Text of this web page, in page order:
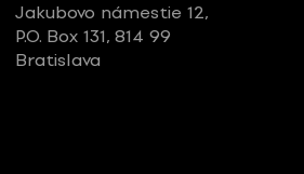
Jakubovo námestie 12,
P.O. Box 131, 814 99
Bratislava